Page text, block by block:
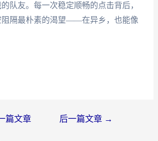
队友。每一次稳定顺畅的点击背后，
阻隔最朴素的渴望——在异乡，也能像
篇文章 后一篇文章 →